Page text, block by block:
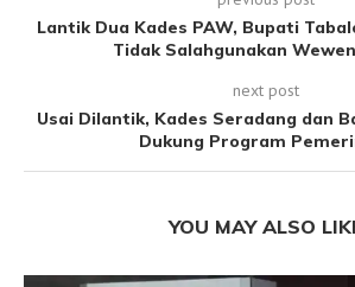
Lantik Dua Kades PAW, Bupati
Tidak Salahgunakan
next post
Usai Dilantik, Kades Seradang dan
Dukung Program
YOU MAY ALSO